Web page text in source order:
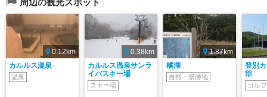
0.12km
カルルス温泉
温泉
0.38km
カルルス温泉サンラ
イバスキー場
スキー場
1.87km
橘湖
自然・景勝地
登別
部
ゴル